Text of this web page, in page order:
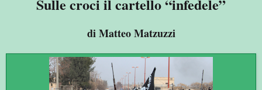
Sulle croci il cartello “infedele”
di Matteo Matzuzzi